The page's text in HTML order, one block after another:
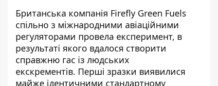
Британська компанія Firefly Green Fuels
спільно з міжнародними авіаційними
регуляторами провела експеримент, в
результаті якого вдалося створити
справжню гас із людських
екскрементів. Перші зразки виявилися
майже ідентичними стандартному